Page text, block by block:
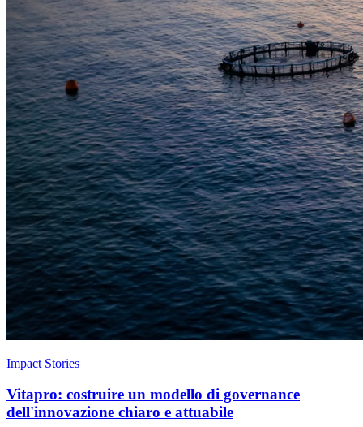
Impact Stories
Vitapro: costruire un modello di governance
dell'innovazione chiaro e attuabile